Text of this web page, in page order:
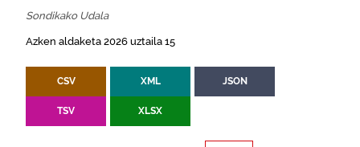
Sondikako Udala
Azken aldaketa 2026 uztaila 15
CSV XML JSON
TSV XLSX